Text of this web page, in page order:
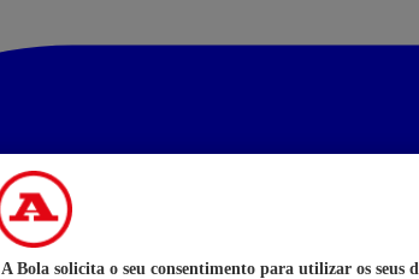
A Bola solicita o seu consentimento para utilizar os seus